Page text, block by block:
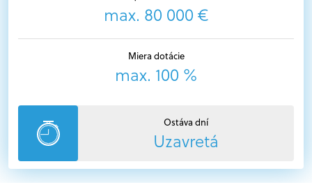
max. 80 000 €
Miera dotácie
max. 100 %
Ostáva dní
Uzavretá